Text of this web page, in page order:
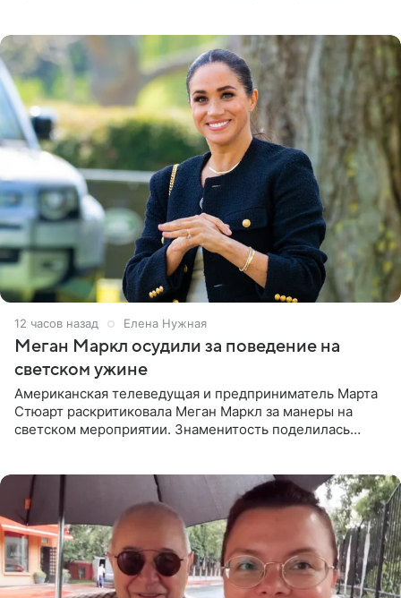
12 часов назад Елена Нужная
Меган Маркл осудили за поведение на
светском ужине
Американская телеведущая и предприниматель Марта
Стюарт раскритиковала Меган Маркл за манеры на
светском мероприятии. Знаменитость поделилась